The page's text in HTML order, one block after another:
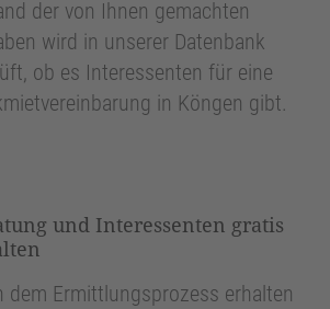
der von Ihnen gemachten
wird in unserer Datenbank
ob es Interessenten für eine
in Köngen gibt.
und Interessenten gratis
dem Ermittlungsprozess erhalten